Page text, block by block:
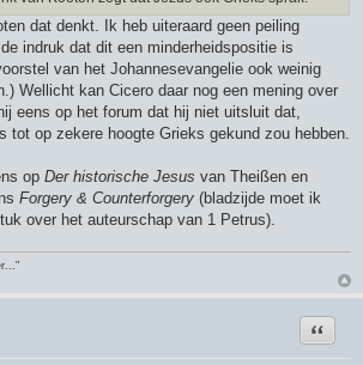
dat denkt. Ik heb uiteraard geen peiling
indruk dat dit een minderheidspositie is
van het Johannesevangelie ook weinig
Wellicht kan Cicero daar nog een mening over
eens op het forum dat hij niet uitsluit dat,
tot op zekere hoogte Grieks gekund zou hebben.
op Der historische Jesus van Theißen en
Forgery & Counterforgery (bladzijde moet ik
over het auteurschap van 1 Petrus).
Citeer